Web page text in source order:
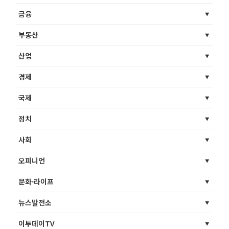
금융
부동산
산업
경제
국제
정치
사회
오피니언
문화·라이프
뉴스발전소
이투데이TV